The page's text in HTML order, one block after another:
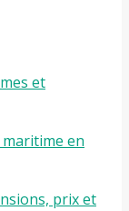
et
en
prix et